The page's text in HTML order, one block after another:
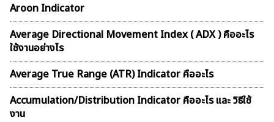
Aroon Indicator
Average Directional Movement Index ( ADX ) คืออะไร
ใช้งานอย่างไร
Average True Range (ATR) Indicator คืออะไร
Accumulation/Distribution Indicator คืออะไร และ วิธีใช้
งาน